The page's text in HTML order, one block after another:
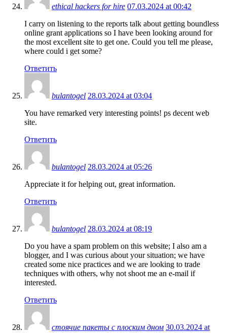
ethical hackers for hire 07.03.2024 at 00:42
I carry on listening to the reports talk about getting boundless
online grant applications so I have been looking around for
the most excellent site to get one. Could you tell me please,
where could i get some?
Ответить
bulantogel 28.03.2024 at 03:04
You have remarked very interesting points! ps decent web
site.
Ответить
bulantogel 28.03.2024 at 05:26
Appreciate it for helping out, great information.
Ответить
bulantogel 28.03.2024 at 08:19
Do you have a spam problem on this website; I also am a
blogger, and I was curious about your situation; we have
created some nice practices and we are looking to trade
techniques with others, why not shoot me an e-mail if
interested.
Ответить
стоячие пакеты с плоским дном 30.03.2024 at